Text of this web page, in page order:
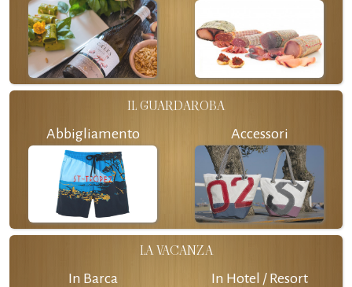
IL GUARDAROBA
Abbigliamento Accessori
LA VACANZA
In Barca In Hotel / Resort